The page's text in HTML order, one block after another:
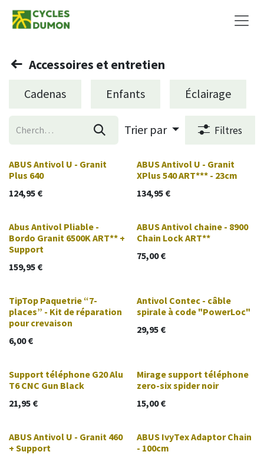
Se rendre au contenu
Accessoires et entretien
Cadenas Enfants Éclairage
Trier par Filtres
ABUS Antivol U - Granit
Plus 640
124,95 €
ABUS Antivol U - Granit
XPlus 540 ART*** - 23cm
134,95€
Abus Antivol Pliable -
Bordo Granit 6500K ART** +
Support
159,95 €
ABUS Antivol chaine - 8900
Chain Lock ART**
75,00€
TipTop Paquetrie “7-
places” - Kit de réparation
pour crevaison
6,00€
Antivol Contec - câble
spirale à code "PowerLoc"
29,95€
Support téléphone G20 Alu
T6 CNC Gun Black
21,95 €
Mirage support téléphone
zero-six spider noir
15,00€
ABUS Antivol U - Granit 460
+ Support
ABUS IvyTex Adaptor Chain
- 100cm